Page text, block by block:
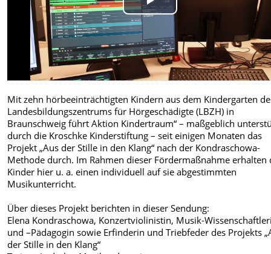
Play
Video
Mit zehn hörbeeinträchtigten Kindern aus dem Kindergarten
Landesbildungszentrums für Hörgeschädigte (LBZH) in
Braunschweig führt Aktion Kindertraum“ – maßgeblich
durch die Kroschke Kinderstiftung – seit einigen Monaten das
Projekt „Aus der Stille in den Klang“ nach der Kondraschowa-
Methode durch. Im Rahmen dieser Fördermaßnahme erhalten
Kinder hier u. a. einen individuell auf sie abgestimmten
Musikunterricht.
Über dieses Projekt berichten in dieser Sendung:
Elena Kondraschowa, Konzertviolinistin, Musik-
und –Pädagogin sowie Erfinderin und Triebfeder des Projekts
der Stille in den Klang“